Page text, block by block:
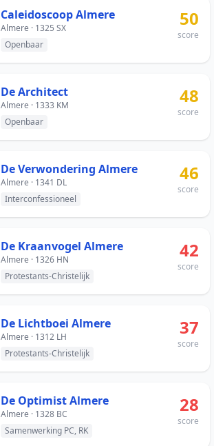
Caleidoscoop Almere
Almere · 1325 SX
Openbaar
50
score
De Architect
Almere · 1333 KM
Openbaar
48
score
De Verwondering Almere
Almere · 1341 DL
Interconfessioneel
46
score
De Kraanvogel Almere
Almere · 1326 HN
Protestants-Christelijk
42
score
De Lichtboei Almere
Almere · 1312 LH
Protestants-Christelijk
37
score
De Optimist Almere
Almere · 1328 BC
Samenwerking PC, RK
28
score